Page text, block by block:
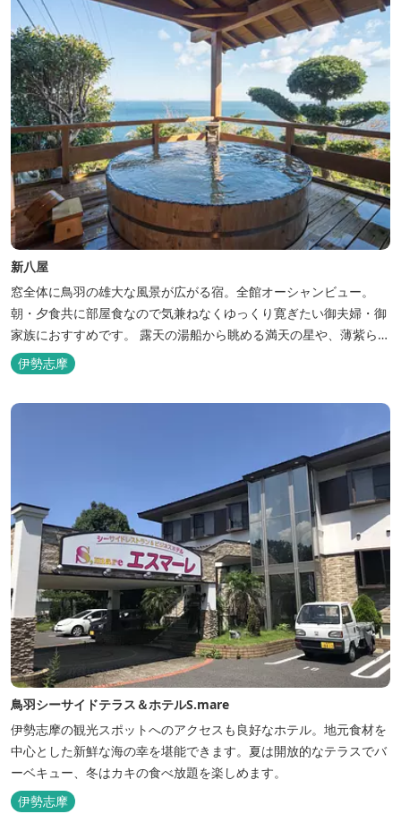
新八屋
窓全体に鳥羽の雄大な風景が広がる宿。全館オーシャンビュー。
朝・夕食共に部屋食なので気兼ねなくゆっくり寛ぎたい御夫婦・御
家族におすすめです。 露天の湯船から眺める満天の星や、薄紫ら染
まる朝の海は一見の価値有。夕食は旬の素材を大釜で蒸し上げる名
物「五右衛門蒸し」、鯛や伊勢海老の舟盛りに海鮮鍋も。
伊勢志摩
鳥羽シーサイドテラス＆ホテルS.mare
伊勢志摩の観光スポットへのアクセスも良好なホテル。地元食材を
中心とした新鮮な海の幸を堪能できます。夏は開放的なテラスでバ
ーベキュー、冬はカキの食べ放題を楽しめます。
伊勢志摩